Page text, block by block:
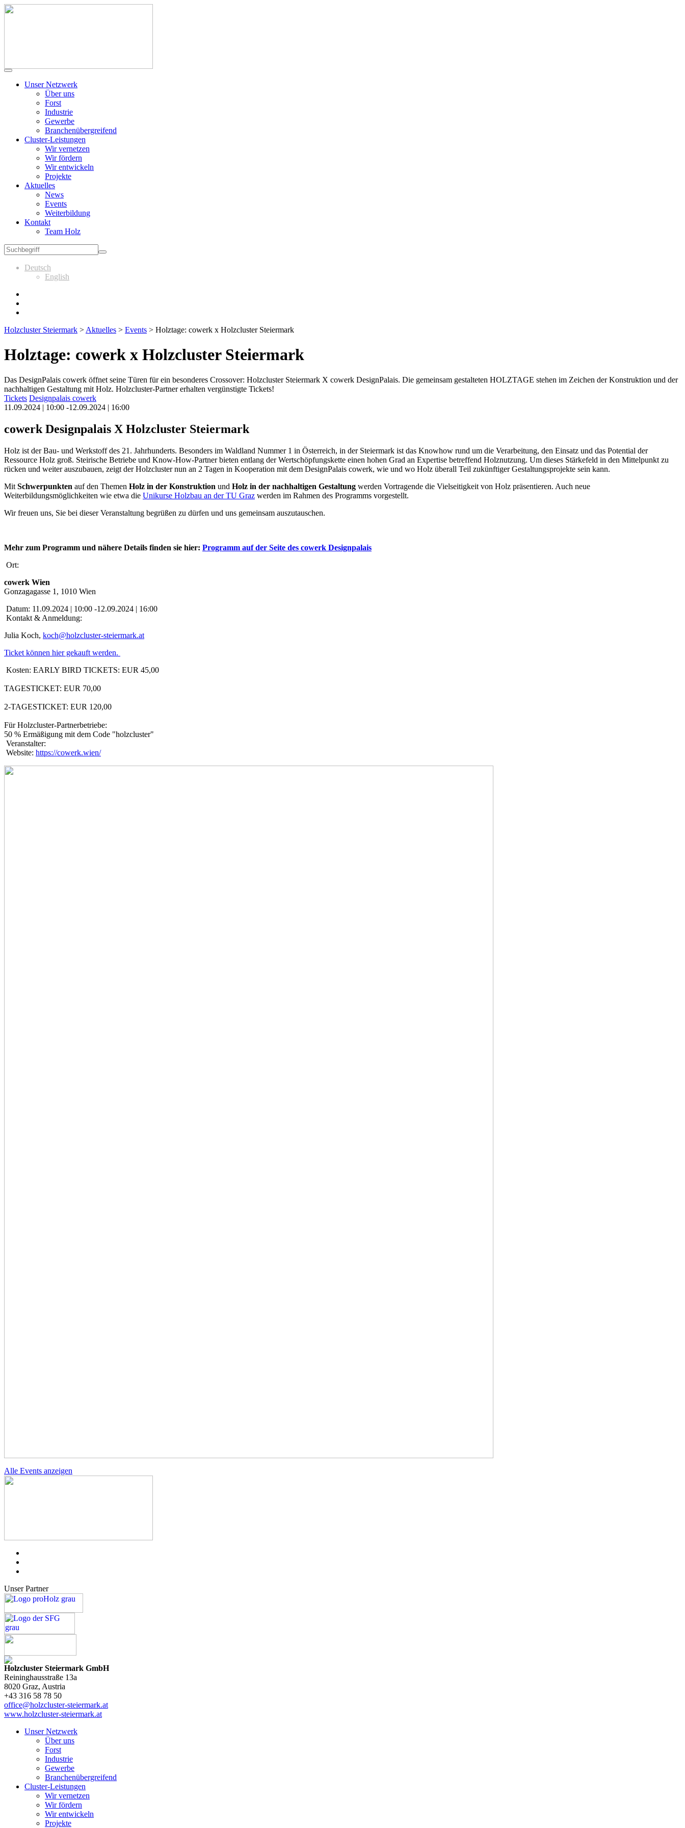
Unser Netzwerk
Über uns
Forst
Industrie
Gewerbe
Branchenübergreifend
Cluster-Leistungen
Wir vernetzen
Wir fördern
Wir entwickeln
Projekte
Aktuelles
News
Events
Weiterbildung
Kontakt
Team Holz
Deutsch
English
Holzcluster Steiermark > Aktuelles > Events > Holztage: cowerk x Holzcluster Steiermark
Holztage: cowerk x Holzcluster Steiermark
Das DesignPalais cowerk öffnet seine Türen für ein besonderes Crossover: Holzcluster Steiermark X cowerk DesignPalais. Die gemeinsam gestalteten HOLZTAGE stehen im Zeichen der Konstruktion und der
nachhaltigen Gestaltung mit Holz. Holzcluster-Partner erhalten vergünstigte Tickets!
Tickets Designpalais cowerk
11.09.2024 | 10:00 -12.09.2024 | 16:00
cowerk Designpalais X Holzcluster Steiermark
Holz ist derBau- und Werkstoff des 21. Jahrhunderts. Besonders im Waldland Nummer 1 in Österreich, in der Steiermark ist das Knowhow rund um die Verarbeitung, den Einsatz und das Potential der
Ressource Holz groß. Steirische Betriebe und Know-How-Partner bieten entlang der Wertschöpfungskette einen hohen Grad an Expertise betreffend Holznutzung. Um dieses Stärkefeld in den Mittelpunkt zu
rücken und weiter auszubauen, zeigt der Holzcluster nun an 2 Tagen in Kooperation mit dem DesignPalais cowerk, wie und wo Holz überall Teil zukünftiger Gestaltungsprojekte sein kann.
Mit Schwerpunkten auf den Themen Holz in der Konstruktion und Holz in der nachhaltigen Gestaltung werden Vortragende die Vielseitigkeit von Holz präsentieren. Auch neue
Weiterbildungsmöglichkeiten wie etwa die Unikurse Holzbau an der TU Graz werden im Rahmen des Programms vorgestellt.
Wir freuen uns, Sie bei dieser Veranstaltung begrüßen zu dürfen und uns gemeinsam auszutauschen.
Mehr zum Programm und nähere Details finden sie hier: Programm auf der Seite des cowerk Designpalais
Ort:
cowerk Wien
Gonzagagasse 1, 1010 Wien
Datum: 11.09.2024 | 10:00 -12.09.2024 | 16:00
Kontakt & Anmeldung:
Julia Koch, koch@holzcluster-steiermark.at
Ticket können hier gekauft werden.
Kosten: EARLY BIRD TICKETS: EUR 45,00
TAGESTICKET: EUR 70,00
2-TAGESTICKET: EUR 120,00
Für Holzcluster-Partnerbetriebe:
50 % Ermäßigung mit dem Code "holzcluster"
Veranstalter:
Website: https://cowerk.wien/
Alle Events anzeigen
Unser Partner
Holzcluster Steiermark GmbH
Reininghausstraße 13a
8020 Graz, Austria
+43 316 58 78 50
office@holzcluster-steiermark.at
www.holzcluster-steiermark.at
Unser Netzwerk
Über uns
Forst
Industrie
Gewerbe
Branchenübergreifend
Cluster-Leistungen
Wir vernetzen
Wir fördern
Wir entwickeln
Projekte